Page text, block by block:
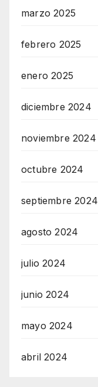
marzo 2025
febrero 2025
enero 2025
diciembre 2024
noviembre 2024
octubre 2024
septiembre 2024
agosto 2024
julio 2024
junio 2024
mayo 2024
abril 2024